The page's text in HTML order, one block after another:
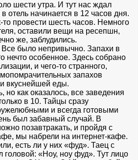
шести утра. И тут нас ждал
отель начинается в 12 часов дня.
провести шесть часов. Немного
оставили вещи на ресепшн,
же, заблудились.
Все было непривычно. Запахи в
нечто особенное. Здесь собрано
и чего-то странного,
запахов
вкуснейшей еды.
но как оказалось, все заведения
в 10. Тайцы сразу
и всегда готовыми
был забавный случай. В
позавтракать, и пройдя с
мы набрели на интернет-кафе.
есть ли у них «фуд». Таец с
головой: «Ноу, ноу фуд». Тут лицо